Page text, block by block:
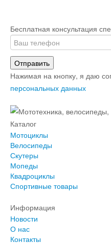
Бесплатная консультация
Отправить
Нажимая на кнопку, я даю
персональных данных
Каталог
Мотоциклы
Велосипеды
Скутеры
Мопеды
Квадроциклы
Спортивные товары
Информация
Новости
О нас
Контакты